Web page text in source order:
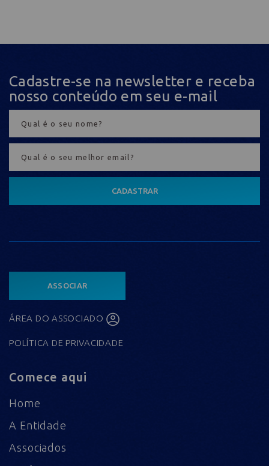
Cadastre-se na newsletter e receba
nosso conteúdo em seu e-mail
CADASTRAR
ASSOCIAR
ÁREA DO ASSOCIADO
POLÍTICA DE PRIVACIDADE
Comece aqui
Home
A Entidade
Associados